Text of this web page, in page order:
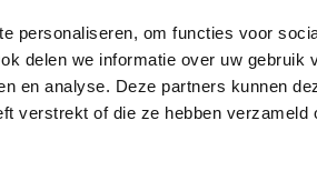
personaliseren, om functies voor
delen we informatie over uw gebruik
en analyse. Deze partners kunnen
verstrekt of die ze hebben verzameld
of tips?Neem contact met